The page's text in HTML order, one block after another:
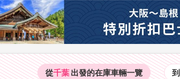
從千葉出發的在庫車輛一覽